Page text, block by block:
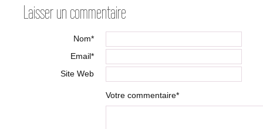
Laisser un commentaire
Nom*
Email*
Site Web
Votre commentaire*